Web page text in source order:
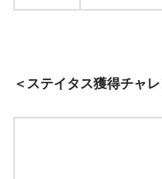
＜ステイタス獲得チャ